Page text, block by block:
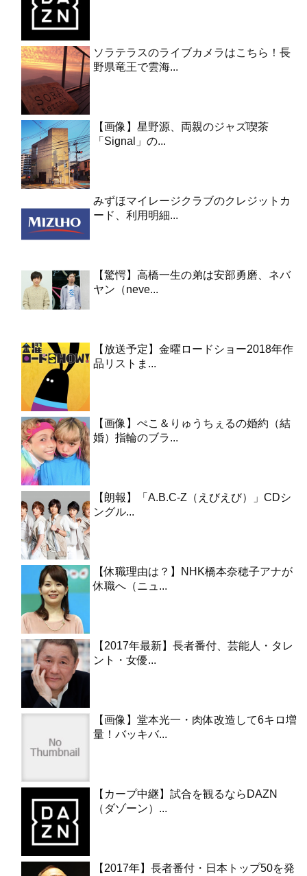
ソラテラスのライブカメラはこちら！長
野県竜王で雲海...
【画像】星野源、両親のジャズ喫茶
「Signal」の...
みずほマイレージクラブのクレジットカ
ード、利用明細...
【驚愕】高橋一生の弟は安部勇磨、ネバ
ヤン（neve...
【放送予定】金曜ロードショー2018年作
品リストま...
【画像】ぺこ＆りゅうちぇるの婚約（結
婚）指輪のブラ...
【朗報】「A.B.C-Z（えびえび）」CDシ
ングル...
【休職理由は？】NHK橋本奈穂子アナが
休職へ（ニュ...
【2017年最新】長者番付、芸能人・タレ
ント・女優...
【画像】堂本光一・肉体改造して6キロ増
量！バッキバ...
【カープ中継】試合を観るならDAZN
（ダゾーン）...
【2017年】長者番付・日本トップ50を発